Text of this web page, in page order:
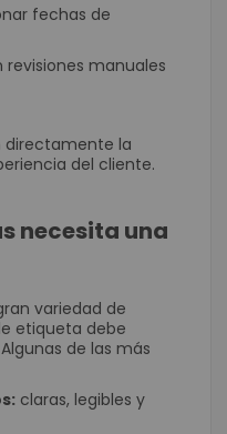
fechas de
manuales
directamente la
del cliente.
necesita una
variedad de
etiqueta debe
de las más
claras, legibles y